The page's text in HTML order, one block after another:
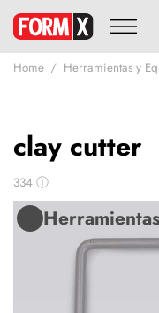
Home Herramientas y
clay cutter
334 ⓘ
Herramientas